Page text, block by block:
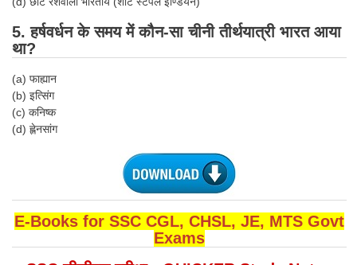
CHSL
CHSL Question Papers
CHSL Syllabus
CHSL Exam Resources
CHSL Sample Paper
CHSL Study Notes
EXAMS
5. हर्षवर्धन के समय में कौन-सा चीनी तीर्थयात्री भारत आया
था?
(a) फाह्यान
(b) इत्सिंग
(c) कनिष्क
(d) ह्लेनसांग
E-Books for SSC CGL, CHSL, JE, MTS Govt
Exams